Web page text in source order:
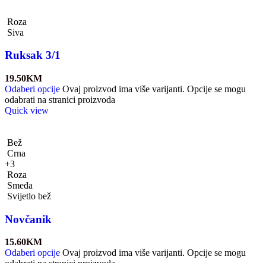
Roza
Siva
Ruksak 3/1
19.50KM
Odaberi opcije Ovaj proizvod ima više varijanti. Opcije se mogu
odabrati na stranici proizvoda
Quick view
Bež
Crna
+3
Roza
Smeđa
Svijetlo bež
Novčanik
15.60KM
Odaberi opcije Ovaj proizvod ima više varijanti. Opcije se mogu